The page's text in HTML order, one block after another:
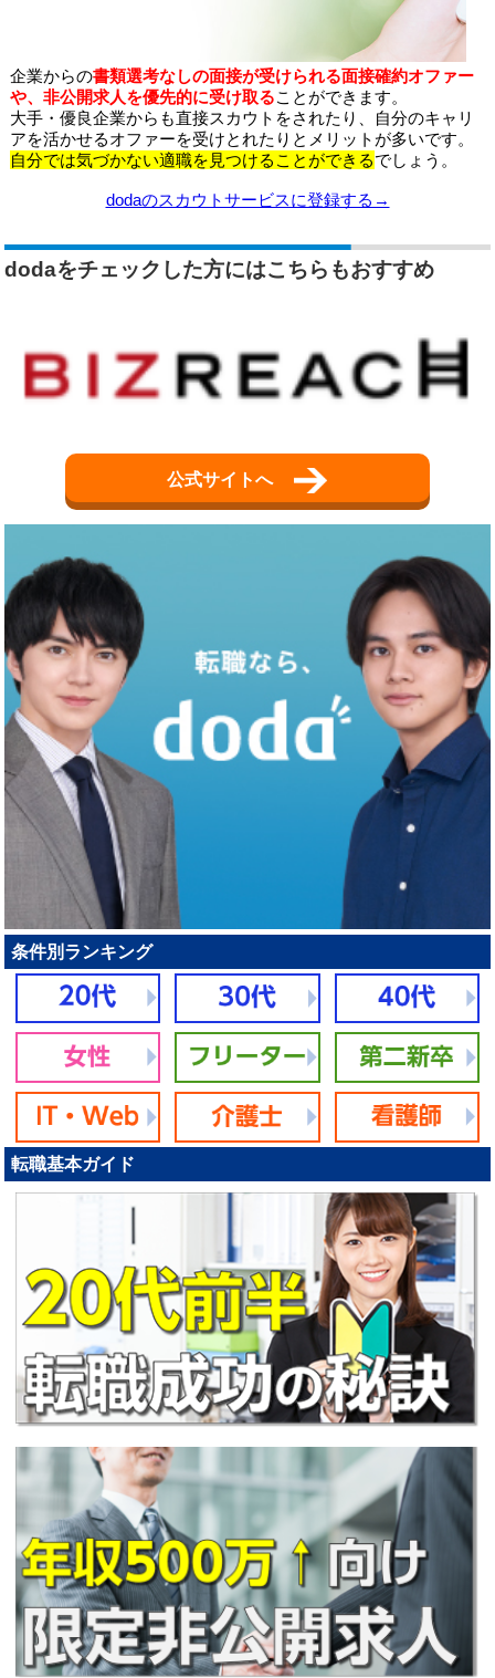
企業からの書類選考なしの面接が受けられる面接確約オファー
や、非公開求人を優先的に受け取ることができます。
大手・優良企業からも直接スカウトをされたり、自分のキャリ
アを活かせるオファーを受けとれたりとメリットが多いです。
自分では気づかない適職を見つけることができるでしょう。
dodaのスカウトサービスに登録する→
dodaをチェックした方にはこちらもおすすめ
公式サイトへ
条件別ランキング
転職基本ガイド